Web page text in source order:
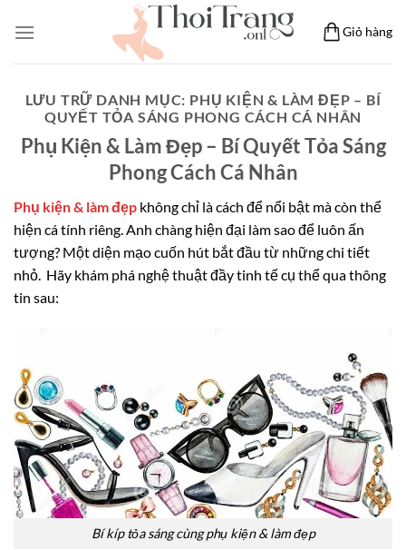
qua
Giỏ hàng
LƯU TRỮ DANH MỤC: PHỤ KIỆN & LÀM ĐẸP – BÍ
QUYẾT TỎA SÁNG PHONG CÁCH CÁ NHÂN
Phụ Kiện & Làm Đẹp – Bí Quyết Tỏa Sáng
Phong Cách Cá Nhân
Phụ kiện & làm đẹp không chỉ là cách để nổi bật mà còn thể
hiện cá tính riêng. Anh chàng hiện đại làm sao để luôn ấn
tượng? Một diện mạo cuốn hút bắt đầu từ những chi tiết
nhỏ. Hãy khám phá nghệ thuật đầy tinh tế cụ thể qua thông
tin sau:
Bí kíp tỏa sáng cùng phụ kiện & làm đẹp